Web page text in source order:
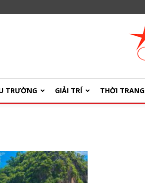
TRƯỜNG GIẢI TRÍ THỜI TRANG